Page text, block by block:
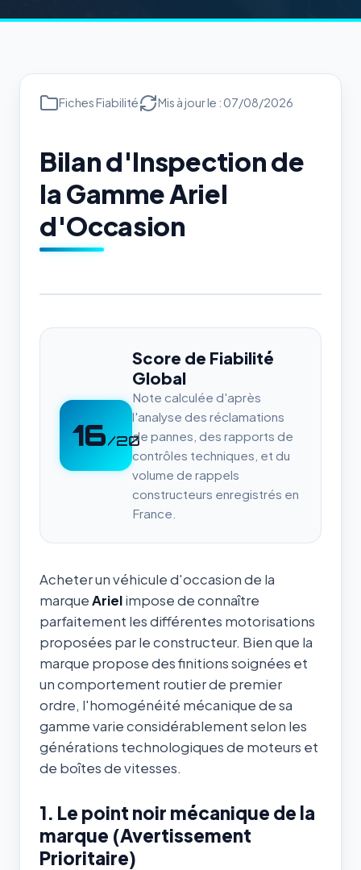
Fiches Fiabilité Mis à jour le : 07/08/2026
Bilan d'Inspection de
la Gamme Ariel
d'Occasion
16/20
Score de Fiabilité
Global
Note calculée d'après
l'analyse des réclamations
de pannes, des rapports de
contrôles techniques, et du
volume de rappels
constructeurs enregistrés en
France.
Acheter un véhicule d'occasion de la
marqueArielimpose de connaître
parfaitement les différentes motorisations
proposées par le constructeur. Bien que la
marque propose des finitions soignées et
un comportement routier de premier
ordre, l'homogénéité mécanique de sa
gamme varie considérablement selon les
générations technologiques de moteurs et
de boîtes de vitesses.
1. Le point noir mécanique de la
marque (Avertissement
Prioritaire)